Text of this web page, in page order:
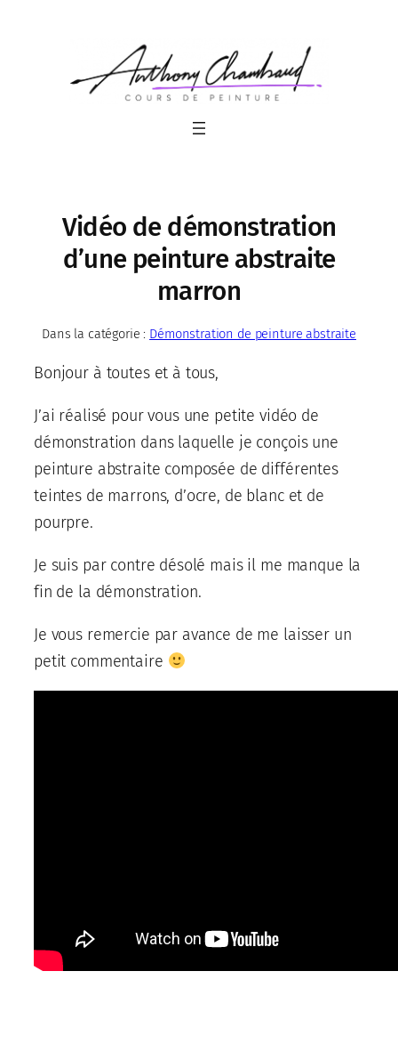
Vidéo de démonstration
d’une peinture abstraite
marron
Dans la catégorie : Démonstration de peinture abstraite
Bonjour à toutes et à tous,
J’ai réalisé pour vous une petite vidéo de
démonstration dans laquelle je conçois une
peinture abstraite composée de différentes
teintes de marrons, d’ocre, de blanc et de
pourpre.
Je suis par contre désolé mais il me manque la
fin de la démonstration.
Je vous remercie par avance de me laisser un
petit commentaire